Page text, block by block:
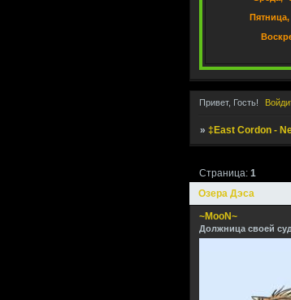
Привет, Гость!
» ‡East Cordon -
Озера Дэса
Страница: 1
~MooN~
Должница своей